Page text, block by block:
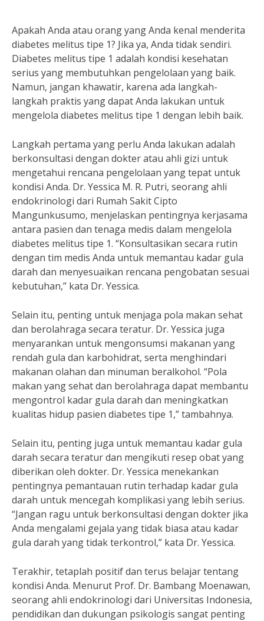
Apakah Anda atau orang yang Anda kenal menderita
diabetes melitus tipe 1? Jika ya, Anda tidak sendiri.
Diabetes melitus tipe 1 adalah kondisi kesehatan
serius yang membutuhkan pengelolaan yang baik.
Namun, jangan khawatir, karena ada langkah-
langkah praktis yang dapat Anda lakukan untuk
mengelola diabetes melitus tipe 1 dengan lebih baik.
Langkah pertama yang perlu Anda lakukan adalah
berkonsultasi dengan dokter atau ahli gizi untuk
mengetahui rencana pengelolaan yang tepat untuk
kondisi Anda. Dr. Yessica M. R. Putri, seorang ahli
endokrinologi dari Rumah Sakit Cipto
Mangunkusumo, menjelaskan pentingnya kerjasama
antara pasien dan tenaga medis dalam mengelola
diabetes melitus tipe 1. “Konsultasikan secara rutin
dengan tim medis Anda untuk memantau kadar gula
darah dan menyesuaikan rencana pengobatan sesuai
kebutuhan,” kata Dr. Yessica.
Selain itu, penting untuk menjaga pola makan sehat
dan berolahraga secara teratur. Dr. Yessica juga
menyarankan untuk mengonsumsi makanan yang
rendah gula dan karbohidrat, serta menghindari
makanan olahan dan minuman beralkohol. “Pola
makan yang sehat dan berolahraga dapat membantu
mengontrol kadar gula darah dan meningkatkan
kualitas hidup pasien diabetes tipe 1,” tambahnya.
Selain itu, penting juga untuk memantau kadar gula
darah secara teratur dan mengikuti resep obat yang
diberikan oleh dokter. Dr. Yessica menekankan
pentingnya pemantauan rutin terhadap kadar gula
darah untuk mencegah komplikasi yang lebih serius.
“Jangan ragu untuk berkonsultasi dengan dokter jika
Anda mengalami gejala yang tidak biasa atau kadar
gula darah yang tidak terkontrol,” kata Dr. Yessica.
Terakhir, tetaplah positif dan terus belajar tentang
kondisi Anda. Menurut Prof. Dr. Bambang Moenawan,
seorang ahli endokrinologi dari Universitas Indonesia,
pendidikan dan dukungan psikologis sangat penting